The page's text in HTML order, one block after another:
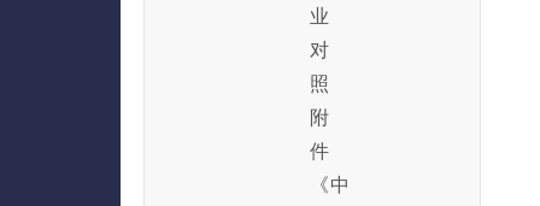
业
对
照
附
件
《中